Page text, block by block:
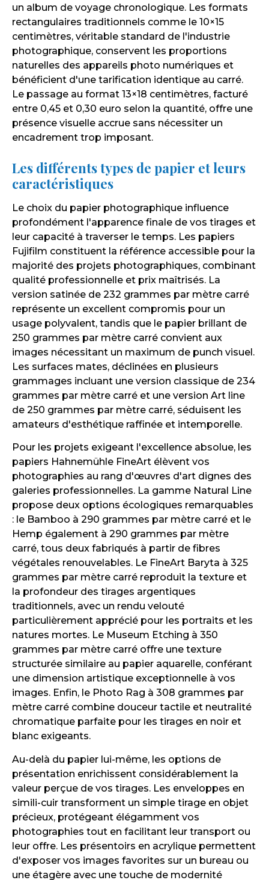
un album de voyage chronologique. Les formats
rectangulaires traditionnels comme le 10×15
centimètres, véritable standard de l'industrie
photographique, conservent les proportions
naturelles des appareils photo numériques et
bénéficient d'une tarification identique au carré.
Le passage au format 13×18 centimètres, facturé
entre 0,45 et 0,30 euro selon la quantité, offre une
présence visuelle accrue sans nécessiter un
encadrement trop imposant.
Les différents types de papier et leurs
caractéristiques
Le choix du papier photographique influence
profondément l'apparence finale de vos tirages et
leur capacité à traverser le temps. Les papiers
Fujifilm constituent la référence accessible pour la
majorité des projets photographiques, combinant
qualité professionnelle et prix maîtrisés. La
version satinée de 232 grammes par mètre carré
représente un excellent compromis pour un
usage polyvalent, tandis que le papier brillant de
250 grammes par mètre carré convient aux
images nécessitant un maximum de punch visuel.
Les surfaces mates, déclinées en plusieurs
grammages incluant une version classique de 234
grammes par mètre carré et une version Art line
de 250 grammes par mètre carré, séduisent les
amateurs d'esthétique raffinée et intemporelle.
Pour les projets exigeant l'excellence absolue, les
papiers Hahnemühle FineArt élèvent vos
photographies au rang d'œuvres d'art dignes des
galeries professionnelles. La gamme Natural Line
propose deux options écologiques remarquables
: le Bamboo à 290 grammes par mètre carré et le
Hemp également à 290 grammes par mètre
carré, tous deux fabriqués à partir de fibres
végétales renouvelables. Le FineArt Baryta à 325
grammes par mètre carré reproduit la texture et
la profondeur des tirages argentiques
traditionnels, avec un rendu velouté
particulièrement apprécié pour les portraits et les
natures mortes. Le Museum Etching à 350
grammes par mètre carré offre une texture
structurée similaire au papier aquarelle, conférant
une dimension artistique exceptionnelle à vos
images. Enfin, le Photo Rag à 308 grammes par
mètre carré combine douceur tactile et neutralité
chromatique parfaite pour les tirages en noir et
blanc exigeants.
Au-delà du papier lui-même, les options de
présentation enrichissent considérablement la
valeur perçue de vos tirages. Les enveloppes en
simili-cuir transforment un simple tirage en objet
précieux, protégeant élégamment vos
photographies tout en facilitant leur transport ou
leur offre. Les présentoirs en acrylique permettent
d'exposer vos images favorites sur un bureau ou
une étagère avec une touche de modernité